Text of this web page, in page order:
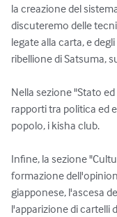
la creazione del
discuteremo delle
legate alla carta, e
ribellione di Satsuma,
Nella sezione "Stato
rapporti tra politica ed
popolo, i kisha club.
Infine, la sezione
formazione
giapponese, l'ascesa
l'apparizione di cartelli